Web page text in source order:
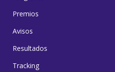
Premios
Avisos
Resultados
Tracking